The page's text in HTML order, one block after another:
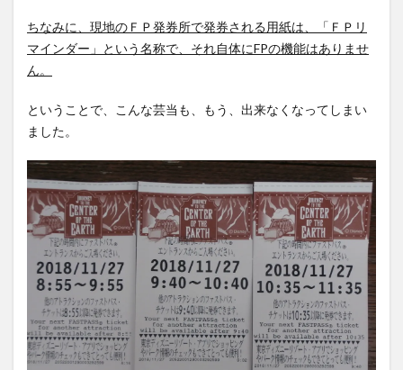
ちなみに、現地のＦＰ発券所で発券される用紙は、「ＦＰリ
マインダー」という名称で、それ自体にFPの機能はありませ
ん。
ということで、こんな芸当も、もう、出来なくなってしまい
ました。